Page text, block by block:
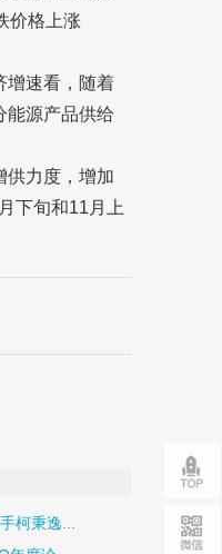
价格上涨
增速看，随着
能源产品供给
供力度，增加
下旬和11月上
柯秉逸...